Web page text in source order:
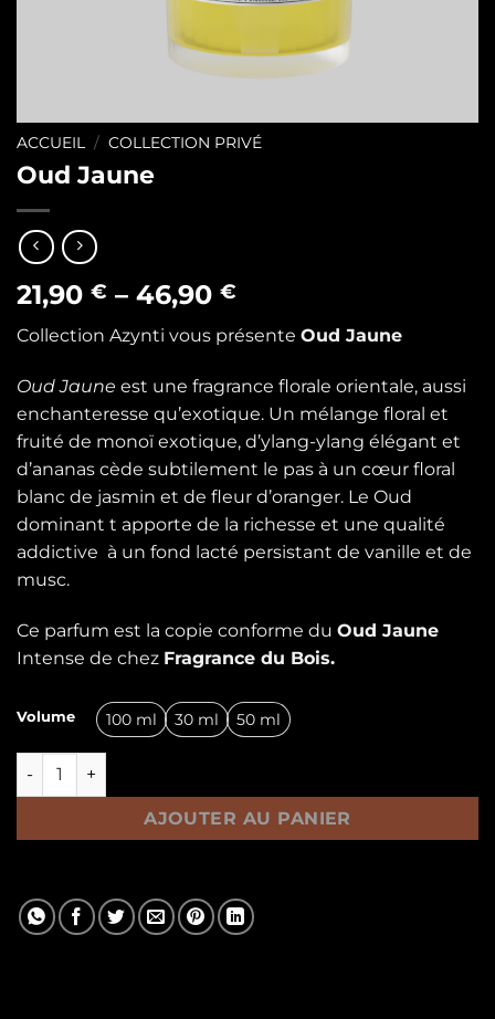
ACCUEIL / COLLECTION PRIVÉ
Oud Jaune
21,90 € – 46,90 €
Collection Azynti vous présente Oud Jaune
Oud Jaune est une fragrance florale orientale, aussi
enchanteresse qu’exotique. Un mélange floral et
fruité de monoï exotique, d’ylang-ylang élégant et
d’ananas cède subtilement le pas à un cœur floral
blanc de jasmin et de fleur d’oranger. Le Oud
dominant t apporte de la richesse et une qualité
addictive à un fond lacté persistant de vanille et de
musc.
Ce parfum est la copie conforme du Oud Jaune
Intense de chez Fragrance du Bois.
Volume 100 ml 30 ml 50 ml
quantité de Oud Jaune
AJOUTER AU PANIER